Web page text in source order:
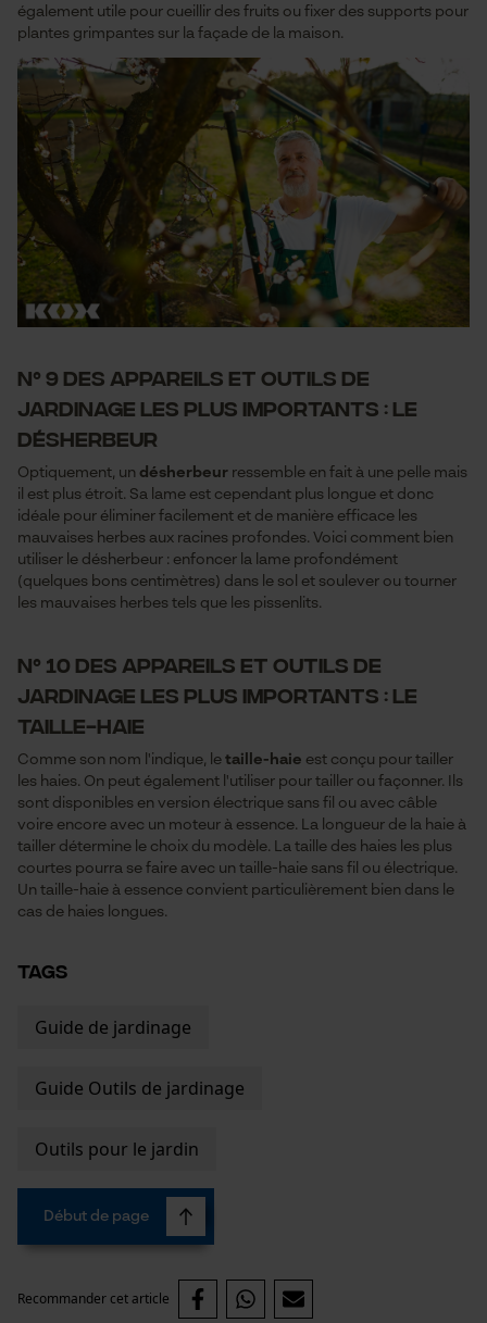
également utile pour cueillir des fruits ou fixer des supports pour
plantes grimpantes sur la façade de la maison.
N° 9 des appareils et outils de
jardinage les plus importants : le
désherbeur
Optiquement, un désherbeur ressemble en fait à une pelle mais
il est plus étroit. Sa lame est cependant plus longue et donc
idéale pour éliminer facilement et de manière efficace les
mauvaises herbes aux racines profondes. Voici comment bien
utiliser le désherbeur : enfoncer la lame profondément
(quelques bons centimètres) dans le sol et soulever ou tourner
les mauvaises herbes tels que les pissenlits.
N° 10 des appareils et outils de
jardinage les plus importants : le
taille-haie
Comme son nom l'indique, le taille-haie est conçu pour tailler
les haies. On peut également l'utiliser pour tailler ou façonner. Ils
sont disponibles en version électrique sans fil ou avec câble
voire encore avec un moteur à essence. La longueur de la haie à
tailler détermine le choix du modèle. La taille des haies les plus
courtes pourra se faire avec un taille-haie sans fil ou électrique.
Un taille-haie à essence convient particulièrement bien dans le
cas de haies longues.
TAGS
Guide de jardinage
Guide Outils de jardinage
Outils pour le jardin
Début de page
Recommander cet article
Cookies statistiques
Econda Analytics
Mouseflow Web Analytics Tool
Fact-Finder Tracking
Cookies de performance et de
Page d'accueil personnalisée
Panier sauvegardé
Salutation personnelle
Géo-IP et détection des
utilisateurs
Google Maps
Prise de contact par chat
Cookies marketing
Google Global Site Tag